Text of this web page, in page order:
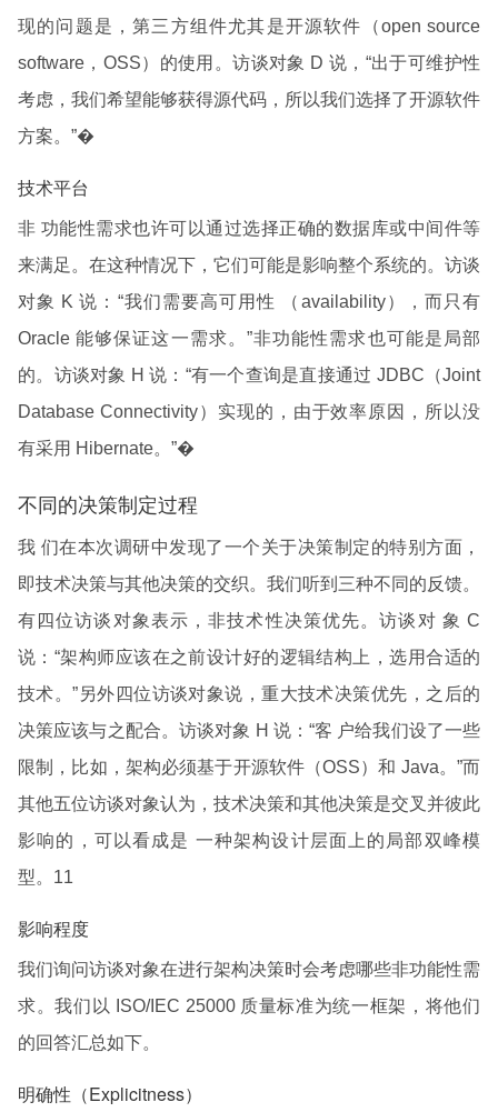
现的问题是，第三方组件尤其是开源软件（open source
software，OSS）的使用。访谈对象 D 说，“出于可维护性
考虑，我们希望能够获得源代码，所以我们选择了开源软件
方案。”�
技术平台
非 功能性需求也许可以通过选择正确的数据库或中间件等
来满足。在这种情况下，它们可能是影响整个系统的。访谈
对象 K 说：“我们需要高可用性 （availability），而只有
Oracle 能够保证这一需求。”非功能性需求也可能是局部
的。访谈对象 H 说：“有一个查询是直接通过 JDBC（Joint
Database Connectivity）实现的，由于效率原因，所以没
有采用 Hibernate。”�
不同的决策制定过程
我 们在本次调研中发现了一个关于决策制定的特别方面，
即技术决策与其他决策的交织。我们听到三种不同的反馈。
有四位访谈对象表示，非技术性决策优先。访谈对 象 C
说：“架构师应该在之前设计好的逻辑结构上，选用合适的
技术。”另外四位访谈对象说，重大技术决策优先，之后的
决策应该与之配合。访谈对象 H 说：“客 户给我们设了一些
限制，比如，架构必须基于开源软件（OSS）和 Java。”而
其他五位访谈对象认为，技术决策和其他决策是交叉并彼此
影响的，可以看成是 一种架构设计层面上的局部双峰模
型。11
影响程度
我们询问访谈对象在进行架构决策时会考虑哪些非功能性需
求。我们以 ISO/IEC 25000 质量标准为统一框架，将他们
的回答汇总如下。
明确性（Explicitness）